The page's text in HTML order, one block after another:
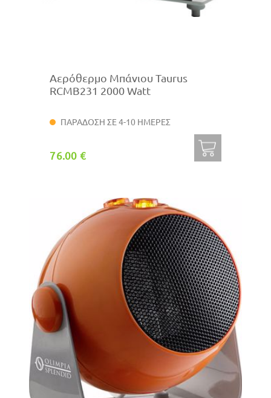
Αερόθερμο Μπάνιου Taurus
RCMB231 2000 Watt
ΠΑΡΑΔΟΣΗ ΣΕ 4-10 ΗΜΕΡΕΣ
76.00 €